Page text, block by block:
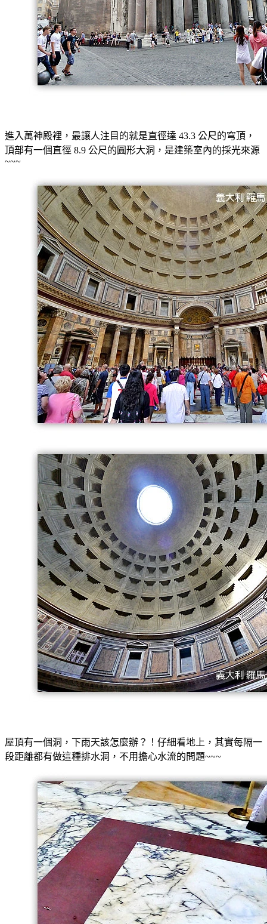
進入萬神殿裡，最讓人注目的就是直徑達 43.3 公尺的穹頂，
頂部有一個直徑 8.9 公尺的圓形大洞，是建築室內的採光來源
~~~
屋頂有一個洞，下雨天該怎麼辦？！仔細看地上，其實每隔一
段距離都有做這種排水洞，不用擔心水流的問題~~~